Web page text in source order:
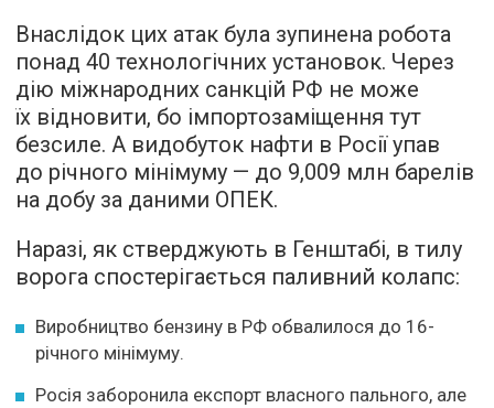
Внаслідок цих атак була зупинена робота
понад 40 технологічних установок. Через
дію міжнародних санкцій РФ не може
їх відновити, бо імпортозаміщення тут
безсиле. А видобуток нафти в Росії упав
до річного мінімуму — до 9,009 млн барелів
на добу за даними ОПЕК.
Наразі, як стверджують в Генштабі, в тилу
ворога спостерігається паливний колапс:
Виробництво бензину в РФ обвалилося до 16-
річного мінімуму.
Росія заборонила експорт власного пального, але